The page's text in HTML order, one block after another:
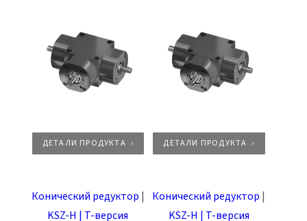
ДЕТАЛИ ПРОДУКТА ДЕТАЛИ ПРОДУКТА
Конический редуктор |
KSZ-H | T-версия
Конический редуктор |
KSZ-H | T-версия